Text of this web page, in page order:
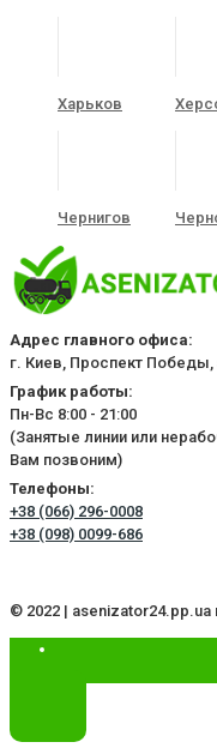
Харьков
Чернигов
Адрес главного офиса:
г. Киев, Проспект Победы,
График работы:
Пн-Вс 8:00 - 21:00
(Занятые линии или
Вам позвоним)
Телефоны:
+38 (066) 296-0008
+38 (098) 0099-686
© 2022 |